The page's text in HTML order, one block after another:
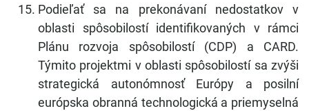
Podieľať sa na prekonávaní nedostatkov v
oblasti spôsobilostí identifikovaných v rámci
Plánu rozvoja spôsobilostí (CDP) a CARD.
Týmito projektmi v oblasti spôsobilostí sa zvýši
strategická autonómnosť Európy a posilní
európska obranná technologická a priemyselná